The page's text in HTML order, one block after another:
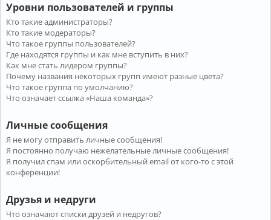
Уровни пользователей и группы
Кто такие администраторы?
Кто такие модераторы?
Что такое группы пользователей?
Где находятся группы и как мне вступить в них?
Как мне стать лидером группы?
Почему названия некоторых групп имеют разные цвета?
Что такое группа по умолчанию?
Что означает ссылка «Наша команда»?
Личные сообщения
Я не могу отправить личные сообщения!
Я постоянно получаю нежелательные личные сообщения!
Я получил спам или оскорбительный email от кого-то с этой
конференции!
Друзья и недруги
Что означают списки друзей и недругов?